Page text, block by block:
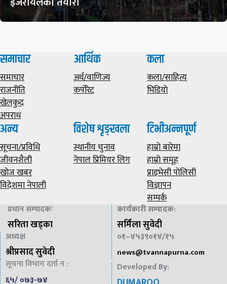
समाचार
समाचार
राजनीति
खेलकुद
अपराध
आर्थिक
अर्थ/वाणिज्य
कर्पोरेट
कला
कला/साहित्य
भिडियाे
अन्य
सूचना/प्रविधि
जीवनशैली
खोज खबर
विदेशमा नेपाली
विशेष शृङ्खला
स्थानीय चुनाव
नेपाल प्रिमियर लिग
टिभीअन्नपूर्ण
हाम्राे बारेमा
हाम्राे समूह
प्राइभेसी पाेलिसी
विज्ञापन
सम्पर्क
प्रधान सम्पादकः
सरिता खड्का
कार्यकारी सम्पादक:
सर्मिला सुवेदी
अध्यक्ष
श्रीप्रसाद सुवेदी
०१–४५३९०१४/१५
news@tvannapurna.com
सूचना विभाग दर्ता न :
६५/ ०७३-७४
Developed By: